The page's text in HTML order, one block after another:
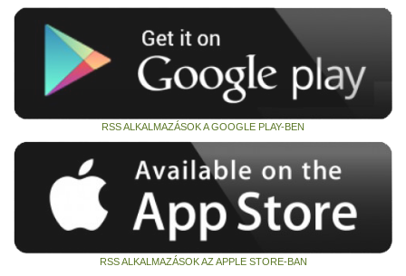
RSS ALKALMAZÁSOK A GOOGLE PLAY-BEN
RSS ALKALMAZÁSOK AZ APPLE STORE-BAN